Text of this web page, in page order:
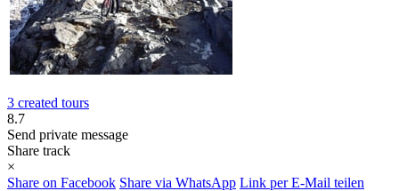
3 created tours
8.7
Send private message
Share track
×
Share on Facebook Share via WhatsApp Link per E-Mail teilen